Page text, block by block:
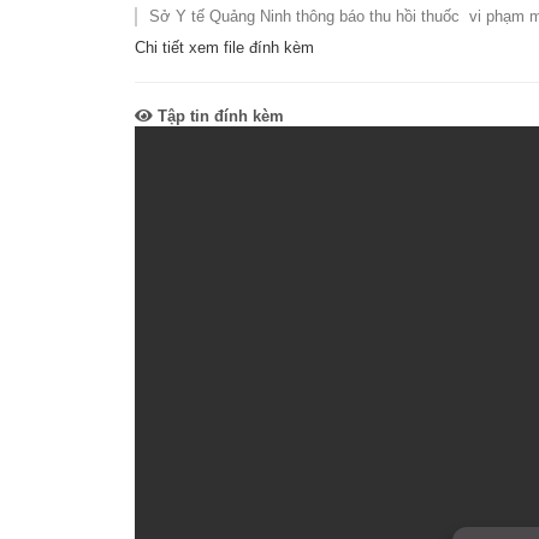
Nghiệp
Kế
SƠ ĐỒ TỔ CHỨC BỘ
QUY CHẾ LÀM VIỆC
Sở Y tế Quảng Ninh thông báo thu hồi thuốc vi phạm
Chi tiết xem file đính kèm
Tập tin đính kèm